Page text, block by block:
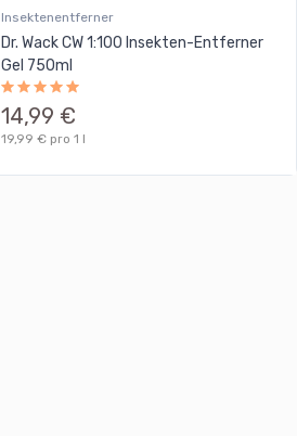
Insektenentferner
Dr. Wack CW 1:100 Insekten-Entferner
Gel 750ml
14,99 €
19,99 € pro 1 l